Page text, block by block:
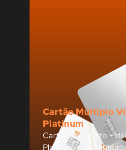
Cartão Múltiplo
Platinum
Cartão de crédito +
Platinum sem